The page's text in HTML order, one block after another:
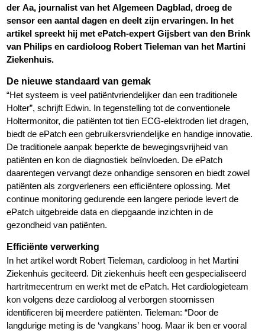
der Aa, journalist van het Algemeen Dagblad, droeg de
sensor een aantal dagen en deelt zijn ervaringen. In het
artikel spreekt hij met ePatch-expert Gijsbert van den Brink
van Philips en cardioloog Robert Tieleman van het Martini
Ziekenhuis.
De nieuwe standaard van gemak
“Het systeem is veel patiëntvriendelijker dan een traditionele
Holter”, schrijft Edwin. In tegenstelling tot de conventionele
Holtermonitor, die patiënten tot tien ECG-elektroden liet dragen,
biedt de ePatch een gebruikersvriendelijke en handige innovatie.
De traditionele aanpak beperkte de bewegingsvrijheid van
patiënten en kon de diagnostiek beïnvloeden. De ePatch
daarentegen vervangt deze onhandige sensoren en biedt zowel
patiënten als zorgverleners een efficiëntere oplossing. Met
continue monitoring gedurende een langere periode levert de
ePatch uitgebreide data en diepgaande inzichten in de
gezondheid van patiënten.
Efficiënte verwerking
In het artikel wordt Robert Tieleman, cardioloog in het Martini
Ziekenhuis geciteerd. Dit ziekenhuis heeft een gespecialiseerd
hartritmecentrum en werkt met de ePatch. Het cardiologieteam
kon volgens deze cardioloog al verborgen stoornissen
identificeren bij meerdere patiënten. Tieleman: “Door de
langdurige meting is de ‘vangkans’ hoog. Maar ik ben er vooral